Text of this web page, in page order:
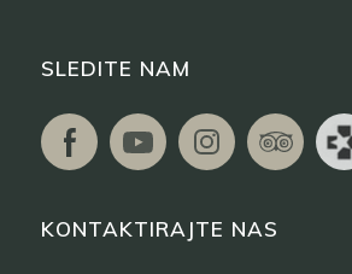
SLEDITE NAM
KONTAKTIRAJTE NAS